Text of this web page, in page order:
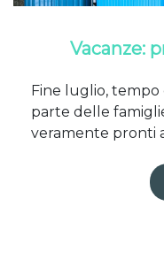
Vacanze:
Fine luglio, tempo
parte delle
veramente pronti